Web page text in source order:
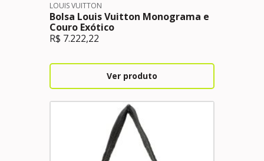
LOUIS VUITTON
Bolsa Louis Vuitton Monograma e
Couro Exótico
R$ 7.222,22
Ver produto